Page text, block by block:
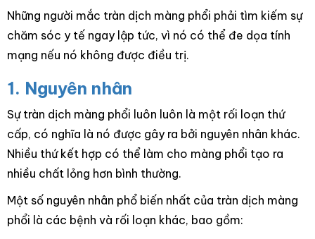
Những người mắc tràn dịch màng phổi phải tìm kiếm sự
chăm sóc y tế ngay lập tức, vì nó có thể đe dọa tính
mạng nếu nó không được điều trị.
1. Nguyên nhân
Sự tràn dịch màng phổi luôn luôn là một rối loạn thứ
cấp, có nghĩa là nó được gây ra bởi nguyên nhân khác.
Nhiều thứ kết hợp có thể làm cho màng phổi tạo ra
nhiều chất lỏng hơn bình thường.
Một số nguyên nhân phổ biến nhất của tràn dịch màng
phổi là các bệnh và rối loạn khác, bao gồm: